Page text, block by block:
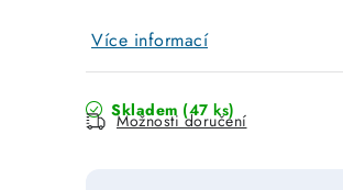
Více informací
Skladem (47 ks)
Možnosti doručení